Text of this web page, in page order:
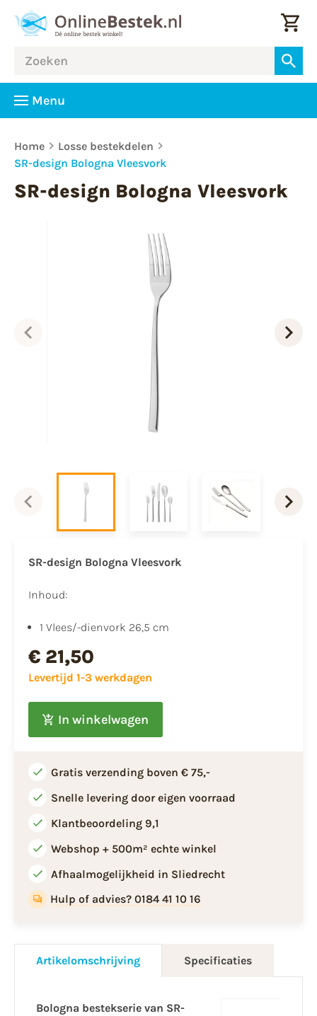
Menu
Home
Losse bestekdelen
SR-design Bologna Vleesvork
SR-design Bologna Vleesvork
SR-design Bologna Vleesvork
Inhoud:
1 Vlees/-dienvork 26,5 cm
€ 21,50
Levertijd 1-3 werkdagen
In winkelwagen
Gratis verzending boven € 75,-
Snelle levering door eigen voorraad
Klantbeoordeling 9,1
Webshop + 500m² echte winkel
Afhaalmogelijkheid in Sliedrecht
Hulp of advies? 0184 41 10 16
Artikelomschrijving Specificaties
Bologna bestekserie van SR-